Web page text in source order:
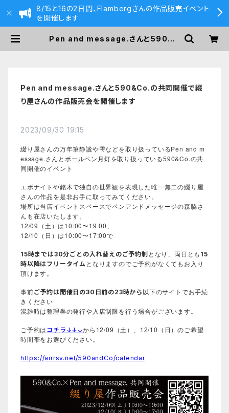
8/15と16の2日間、Flambergさんの作品販売イベント
を開催します
Pen and message.さんと590&C
Pen and message.さんと590&Co.の共同開催で綴
り屋さんの作品販売会を開催します
2023/09/30 19:15
綴り屋さんの万年筆静謐や雫などを取り扱っているPen and m
essage.さんとボールペン月灯を取り扱っている590&Co.の共
同開催のイベント
エボナイトや銘木で独自の世界観を表現した唯一無二の綴り屋
さんの作品を是非お手に取ってみてください。
場所は当店イベントスペースでペンアンドメッセージの森脇さ
んも在店いたします。
12/09（土）は10:00〜19:00、
12/10（日）は10:00〜17:00で
15時までは30分ごとの入れ替えのご予約制 となり、両日とも 15
時以降はフリータイム となりますのでご予約がなくてもお入り
頂けます。
事前ご予約は開催日の30日前の23時から 以下のサイトでお手続
きください
混雑時は整理券の発行や入店制限を行う場合がございます。
ご予約は コチラ↓↓↓から12/09（土）、12/10（日）のご希望
時間帯をお選びください。
https://airrsv.net/590andCo/calendar